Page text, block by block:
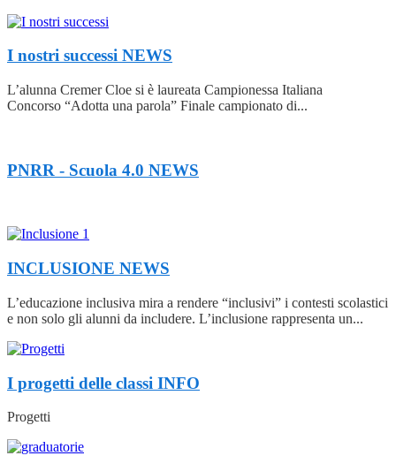
I nostri successi NEWS
L’alunna Cremer Cloe si è laureata Campionessa Italiana
Concorso “Adotta una parola” Finale campionato di...
PNRR - Scuola 4.0 NEWS
INCLUSIONE NEWS
L’educazione inclusiva mira a rendere “inclusivi” i contesti scolastici
e non solo gli alunni da includere. L’inclusione rappresenta un...
I progetti delle classi INFO
Progetti